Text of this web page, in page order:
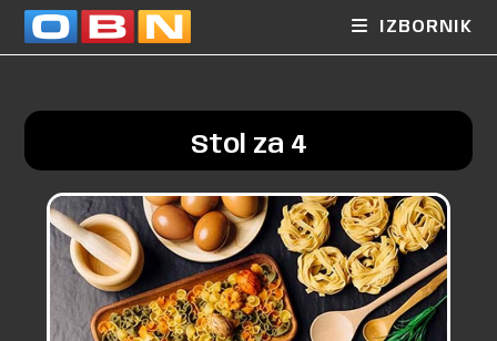
IZBORNIK
Stol za 4